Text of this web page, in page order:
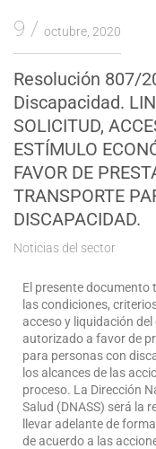
9 octubre, 2020
Resolución 807/
Discapacidad.
SOLICITUD,
ESTÍMULO
FAVOR DE
TRANSPORTE
DISCAPACIDAD.
Noticias del sector
El presente documento
las condiciones,
acceso y liquidación
autorizado a favor de
para personas con
los alcances de las
proceso. La Dirección
Salud (DNASS) será la
llevar adelante de
de acuerdo a las